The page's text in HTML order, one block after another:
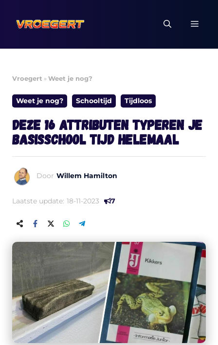
naar
inhoud
Vroegert »Weet je nog?
Weet je nog? Schooltijd Tijdloos
Deze 16 attributen typeren je
basisschool tijd helemaal
Door Willem Hamilton
Laatste update: 18-11-2023 7